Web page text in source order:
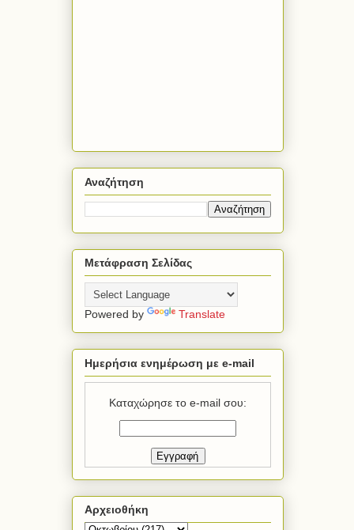
Αναζήτηση
Μετάφραση Σελίδας
Powered by Translate
Ημερήσια ενημέρωση με e-mail
Καταχώρησε το e-mail σου:
Αρχειοθήκη